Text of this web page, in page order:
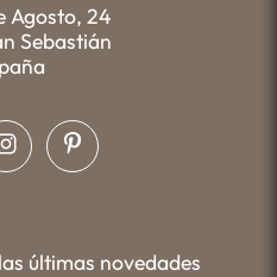
Agosto, 24
Sebastián
últimas novedades